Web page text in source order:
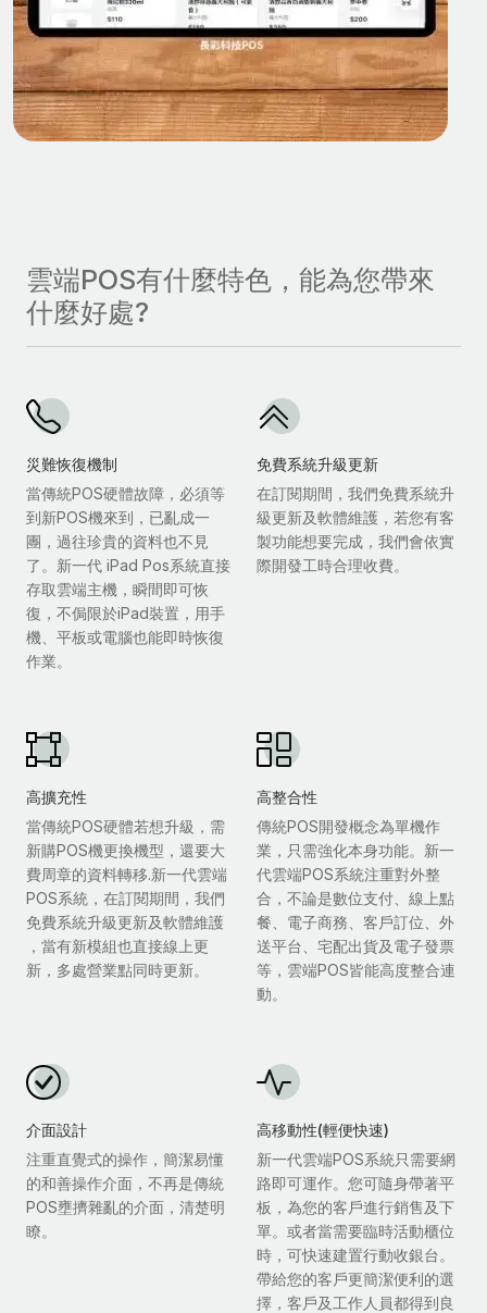
雲端POS有什麼特色，能為您帶來
什麼好處?
災難恢復機制
當傳統POS硬體故障，必須等
到新POS機來到，已亂成一
團，過往珍貴的資料也不見
了。新一代 iPad Pos系統直接
存取雲端主機，瞬間即可恢
復，不侷限於iPad裝置，用手
機、平板或電腦也能即時恢復
作業。
免費系統升級更新
在訂閱期間，我們免費系統升
級更新及軟體維護，若您有客
製功能想要完成，我們會依實
際開發工時合理收費。
高擴充性
當傳統POS硬體若想升級，需
新購POS機更換機型，還要大
費周章的資料轉移.新一代雲端
POS系統，在訂閱期間，我們
免費系統升級更新及軟體維護
，當有新模組也直接線上更
新，多處營業點同時更新。
高整合性
傳統POS開發概念為單機作
業，只需強化本身功能。新一
代雲端POS系統注重對外整
合，不論是數位支付、線上點
餐、電子商務、客戶訂位、外
送平台、宅配出貨及電子發票
等，雲端POS皆能高度整合連
動。
介面設計
注重直覺式的操作，簡潔易懂
的和善操作介面，不再是傳統
POS壅擠雜亂的介面，清楚明
瞭。
高移動性(輕便快速)
新一代雲端POS系統只需要網
路即可運作。您可隨身帶著平
板，為您的客戶進行銷售及下
單。或者當需要臨時活動櫃位
時，可快速建置行動收銀台。
帶給您的客戶更簡潔便利的選
擇，客戶及工作人員都得到良